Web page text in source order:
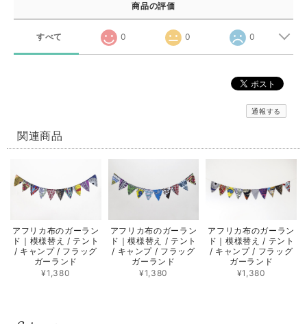
商品の評価
すべて 0 0 0
通報する
関連商品
アフリカ布のガーラン
ド｜模様替え / テント
/ キャンプ / フラッグ
ガーランド
¥1,380
アフリカ布のガーラン
ド｜模様替え / テント
/ キャンプ / フラッグ
ガーランド
¥1,380
アフリカ布のガーラン
ド｜模様替え / テント
/ キャンプ / フラッグ
ガーランド
¥1,380